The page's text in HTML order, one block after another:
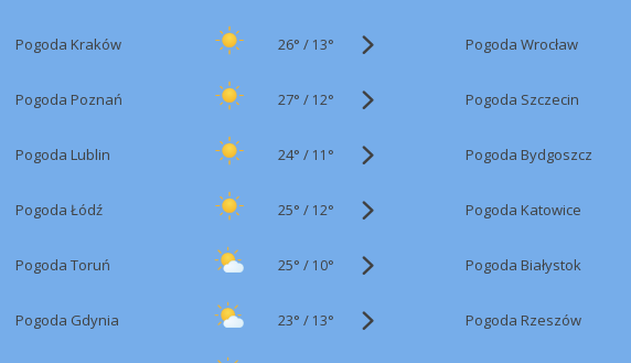
Pogoda Kraków 26° / 13° Pogoda Wrocław
Pogoda Poznań 27° / 12° Pogoda Szczecin
Pogoda Lublin 24° / 11° Pogoda Bydgoszcz
Pogoda Łódź 25° / 12° Pogoda Katowice
Pogoda Toruń 25° / 10° Pogoda Białystok
Pogoda Gdynia 23° / 13° Pogoda Rzeszów